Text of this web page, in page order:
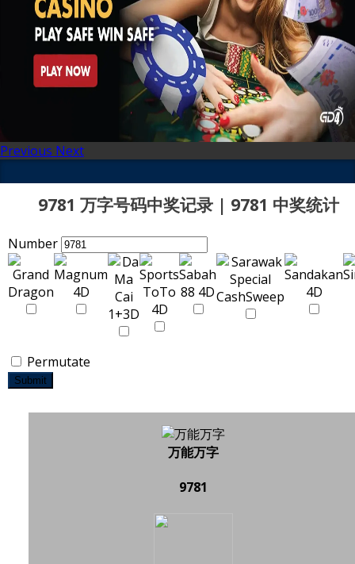
Previous Next
9781 万字号码中奖记录 | 9781 中奖统计
Number
Permutate
Submit
万能万字
9781